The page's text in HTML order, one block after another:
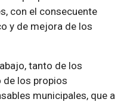
con el consecuente
y de mejora de los
tanto de los
los propios
municipales, que a